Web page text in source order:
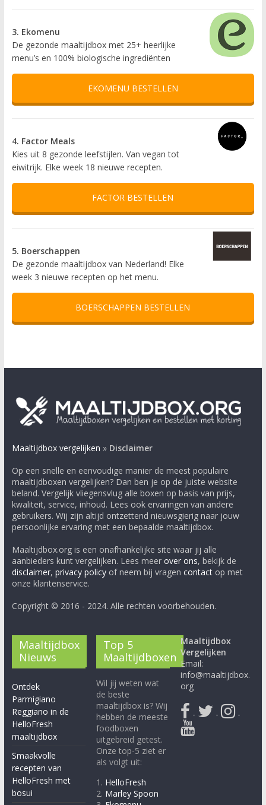
3. Ekomenu
De gezonde maaltijdbox met 25+ heerlijke
menu’s en 100% biologische ingrediënten
EKOMENU BESTELLEN
4. Factor Meals
Kies uit 8 gezonde leefstijlen. Van vegan tot
eiwitrijk. Elke week 18 nieuwe recepten.
FACTOR BESTELLEN
5. Boerschappen
De gezonde maaltijdbox van Nederland! Elke
week 3 nieuwe recepten op het menu.
BOERSCHAPPEN BESTELLEN
Maaltijdbox vergelijken » Disclaimer
Op een snelle en eenvoudige manier de meest populaire
maaltijdboxen vergelijken? Dan ben je op de juiste website
beland. Vergelijk vliegensvlug alle boxen op basis van prijs,
kwaliteit, service, inhoud. Lees ook ervaringen van andere
gebruikers. Wij zijn altijd ontzettend nieuwsgierig naar jouw
persoonlijke ervaring met een bepaalde maaltijdbox.
Maaltijdbox.org is een onafhankelijke site waar jij alle
aanbieders kunt vergelijken. Lees meer over ons, bekijk de
disclaimer, privacy policyof neem bij vragen contactop met
onze klantenservice.
Copyright © 2016 - 2024. Alle rechten voorbehouden.
Maaltijdbox
Nieuws
Ontdek
Parmigiano
Reggiano in de
HelloFresh
maaltijdbox
Smaakvolle
recepten van
HelloFresh met
bosui
Top 5
Maaltijdboxen
Wil jij weten wat
de beste
maaltijdbox is? Wij
hebben de meeste
foodboxen
uitgebreid getest.
Onze top-5 ziet er
als volgt uit:
1. HelloFresh
2. Marley Spoon
Maaltijdbox
Vergelijken
Email:
info@maaltijdbox.
org
- - -